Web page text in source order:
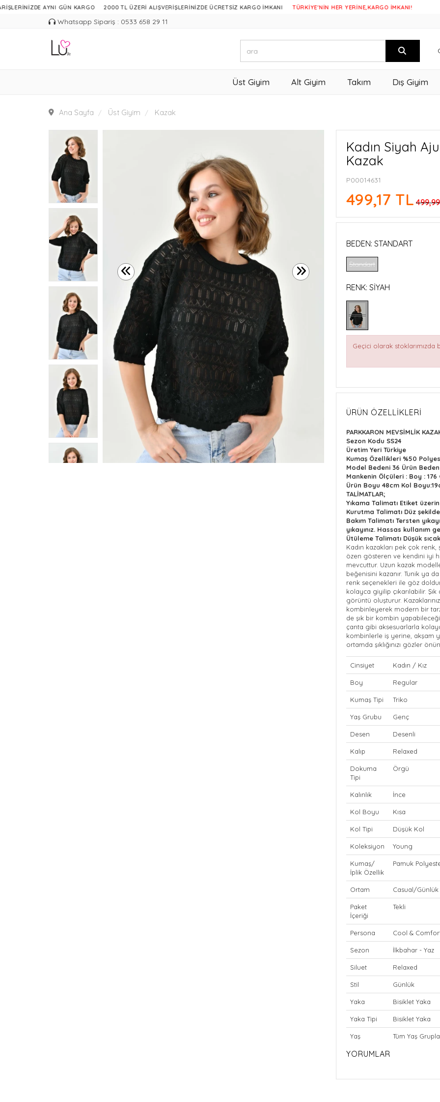
AYNI GÜN KARGO 2000 TL ÜZERİ ALIŞVERİŞLERİNİZDE ÜCRETSİZ KARGO İMKANI TÜRKİYE'NİN HER YERİNE,KARGO İMKANI!
Whatsapp Sipariş : 0533 658 29 11
Üst Giyim Alt Giyim Takım Dış Giyim
Ana Sayfa Üst Giyim Kazak
Kadın Siyah
Kazak
P00014631
499,17 TL
BEDEN: STANDART
Standart
RENK: SIYAH
Geçici olarak stoklarımızda
ÜRÜN ÖZELLIKLERI
PARKKARON MEVSİMLİK
Sezon Kodu SS24
Üretim Yeri Türkiye
Kumaş Özellikleri %50
Model Bedeni 36 Ürün
Mankenin Ölçüleri : Boy :
Ürün Boyu 48cm Kol
TALİMATLAR;
Yıkama Talimatı Etiket
Kurutma Talimatı Düz
Bakım Talimatı Tersten
yıkayınız. Hassas kullanım
Ütüleme Talimatı Düşük
Kadın kazakları pek çok
özen gösteren ve kendini iyi
mevcuttur. Uzun kazak
beğenisini kazanır. Tunik ya
renk seçenekleri ile göz
kolayca giyilip çıkarılabilir.
görüntü oluşturur.
kombinleyerek modern bir
de şık bir kombin
çanta gibi aksesuarlarla
kombinlerle iş yerine, akşam
ortamda şıklığınızı gözler
Cinsiyet Kadın / Kız
Boy Regular
Kumaş Tipi Triko
Yaş Grubu Genç
Desen Desenli
Kalıp Relaxed
Dokuma
Tipi
Örgü
Kalınlık İnce
Kol Boyu Kısa
Kol Tipi Düşük Kol
Koleksiyon Young
Kumaş/
İplik Özellik
Pamuk
Ortam Casual/Günlük
Paket
İçeriği
Tekli
Persona Cool &
Sezon İlkbahar - Yaz
Siluet Relaxed
Stil Günlük
Yaka Bisiklet Yaka
Yaka Tipi Bisiklet Yaka
Yaş Tüm Yaş
YORUMLAR